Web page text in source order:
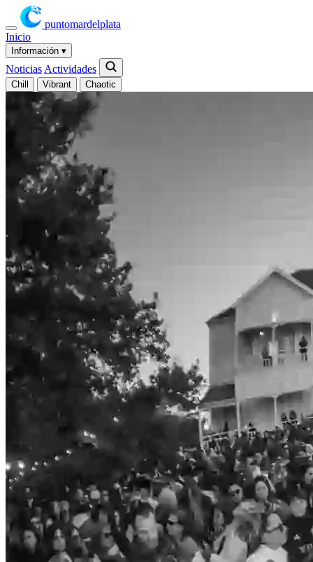
puntomardelplata
Inicio
Información ▾
Noticias Actividades
Chill Vibrant Chaotic